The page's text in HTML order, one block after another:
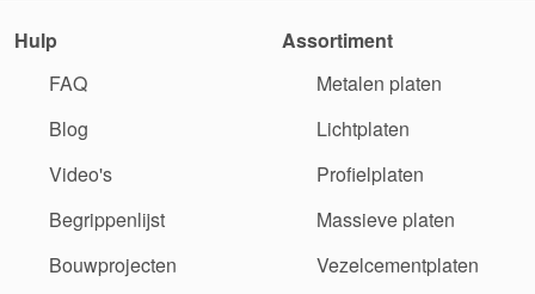
Hulp
FAQ
Blog
Video's
Begrippenlijst
Bouwprojecten
Assortiment
Metalen platen
Lichtplaten
Profielplaten
Massieve platen
Vezelcementplaten